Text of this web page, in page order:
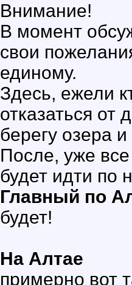
Внимание!
В момент
свои
единому.
Здесь, ежели
отказаться от
берегу озера
После, уже
будет идти по
Главный по
будет!
На Алтае
примерно вот